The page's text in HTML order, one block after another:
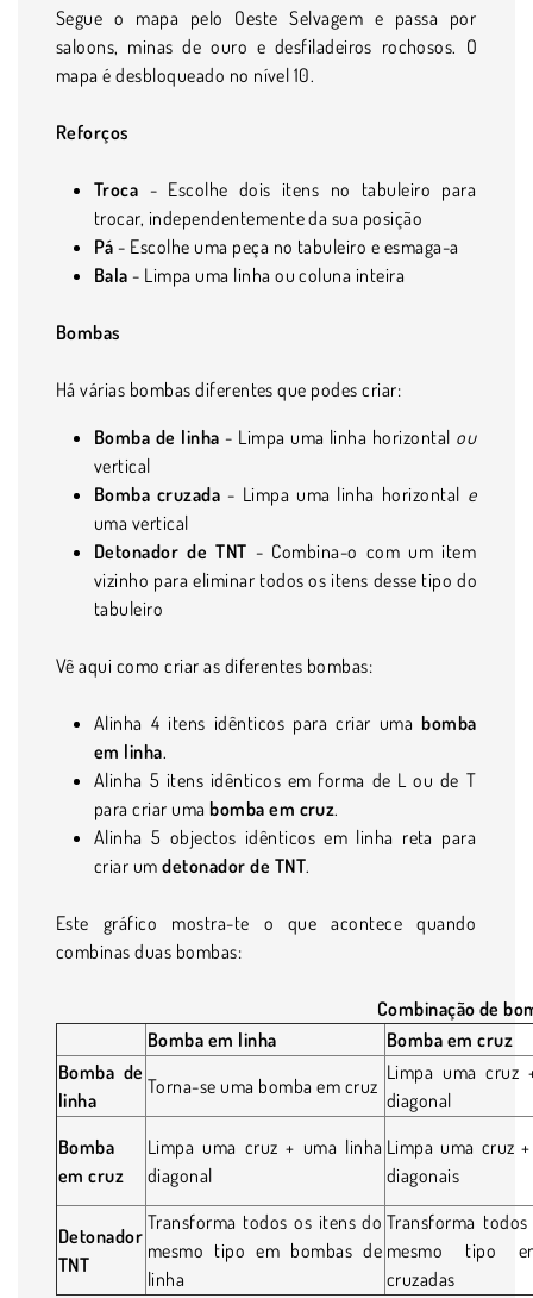
Segue o mapa pelo Oeste Selvagem e passa por
saloons, minas de ouro e desfiladeiros rochosos. O
mapa é desbloqueado no nível 10.
Reforços
Troca - Escolhe dois itens no tabuleiro para
trocar, independentemente da sua posição
Pá- Escolhe uma peça no tabuleiro e esmaga-a
Bala- Limpa uma linha ou coluna inteira
Bombas
Há várias bombas diferentes que podes criar:
Bomba de linha - Limpa uma linha horizontal ou
vertical
Bomba cruzada - Limpa uma linha horizontal e
uma vertical
Detonador de TNT - Combina-o com um item
vizinho para eliminar todos os itens desse tipo do
tabuleiro
Vê aqui como criar as diferentes bombas:
Alinha 4 itens idênticos para criar umabomba
em linha.
Alinha 5 itens idênticos em forma de L ou de T
para criar umabomba em cruz.
Alinha 5 objectos idênticos em linha reta para
criar umdetonador de TNT.
Este gráfico mostra-te o que acontece quando
combinas duas bombas:
Combinação de
Bomba em linha
Bomba em cruz
Bomba de
linha
Torna-se uma bomba em cruz
Limpa uma cruz
diagonal
Bomba
em cruz
Limpa uma cruz + uma linha
diagonal
Limpa uma cruz
diagonais
Detonador
TNT
Transforma todos os itens do
mesmo tipo em bombas de
linha
Transforma
mesmo tipo
cruzadas